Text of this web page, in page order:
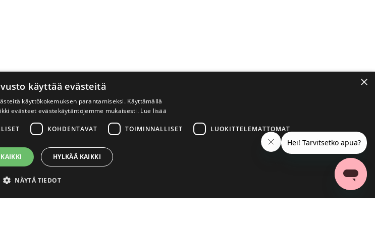
×
käyttää evästeitä
käyttökokemuksen parantamiseksi. Käyttämällä
evästeet evästekäytäntöjemme mukaisesti. Lue lisää
KOHDENTAVAT TOIMINNALLISET LUOKITTELEMATTOMAT
HYLKÄÄ KAIKKI
NÄYTÄ TIEDOT